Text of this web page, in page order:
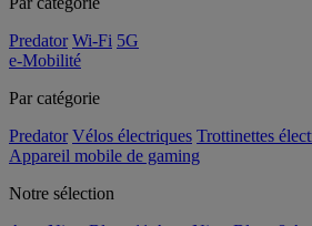
Predator Wi-Fi 5G
e-Mobilité
Par catégorie
Predator Vélos électriques Trottinettes
Appareil mobile de gaming
Notre sélection